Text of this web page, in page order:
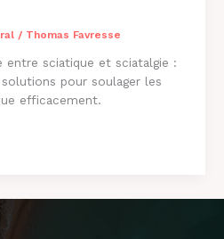
/ Thomas Favresse
entre sciatique et sciatalgie :
pour soulager les
efficacement.